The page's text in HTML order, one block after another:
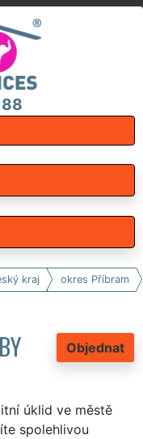
kraj okres Příbram
Objednat
úklid ve městě
spolehlivou